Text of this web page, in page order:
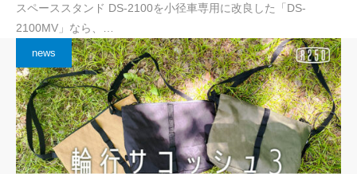
スペーススタンド DS-2100を小径車専用に改良した「DS-
2100MV」なら、…
news